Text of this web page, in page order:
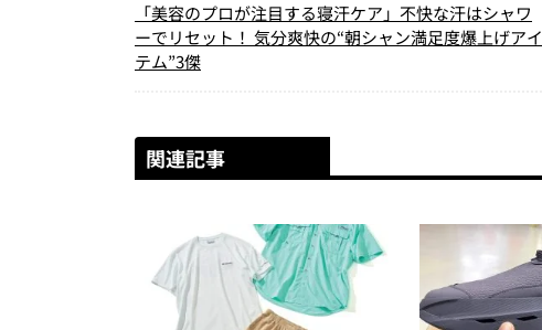
「美容のプロが注目する寝汗ケア」不快な汗はシャワ
ーでリセット！ 気分爽快の“朝シャン満足度爆上げアイ
テム”3傑
関連記事